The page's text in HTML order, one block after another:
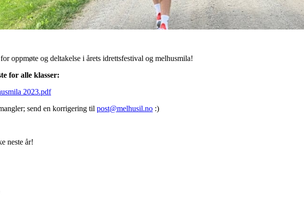
oppmøte og deltakelse i årets idrettsfestival og melhusmila!
for alle klasser:
2023.pdf
send en korrigering til post@melhusil.no :)
neste år!